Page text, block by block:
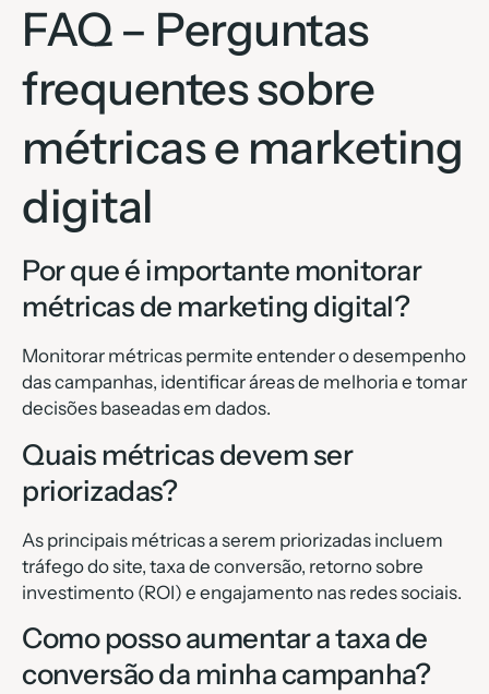
FAQ – Perguntas
frequentes sobre
métricas e marketing
digital
Por que é importante monitorar
métricas de marketing digital?
Monitorar métricas permite entender o desempenho
das campanhas, identificar áreas de melhoria e tomar
decisões baseadas em dados.
Quais métricas devem ser
priorizadas?
As principais métricas a serem priorizadas incluem
tráfego do site, taxa de conversão, retorno sobre
investimento (ROI) e engajamento nas redes sociais.
Como posso aumentar a taxa de
conversão da minha campanha?